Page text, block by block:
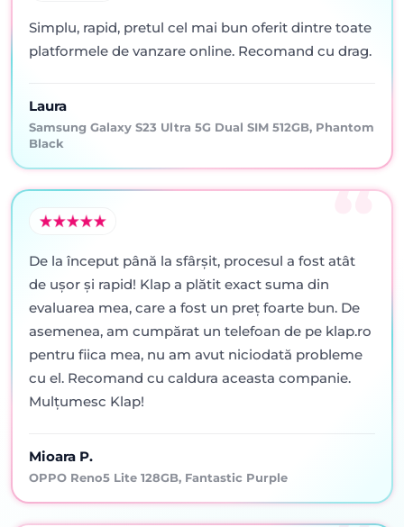
Simplu, rapid, pretul cel mai bun oferit dintre toate
platformele de vanzare online. Recomand cu drag.
Laura
Samsung Galaxy S23 Ultra 5G Dual SIM 512GB, Phantom
Black
De la început până la sfârșit, procesul a fost atât
de ușor și rapid! Klap a plătit exact suma din
evaluarea mea, care a fost un preț foarte bun. De
asemenea, am cumpărat un telefoan de pe klap.ro
pentru fiica mea, nu am avut niciodată probleme
cu el. Recomand cu caldura aceasta companie.
Mulțumesc Klap!
Mioara P.
OPPO Reno5 Lite 128GB, Fantastic Purple